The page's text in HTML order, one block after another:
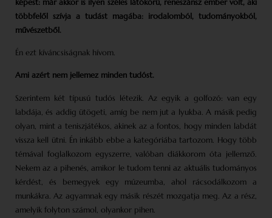
többfelől szívja a tudást magába: irodalomból, tudományokból,
művészetből.
Én ezt kíváncsiságnak hívom.
Ami azért nem jellemez minden tudóst.
Szerintem két típusú tudós létezik. Az egyik a golfozó: van egy
labdája, és addig ütögeti, amíg be nem jut a lyukba. A másik pedig
olyan, mint a teniszjátékos, akinek az a fontos, hogy minden labdát
vissza kell ütni. Én inkább ebbe a kategóriába tartozom. Hogy több
témával foglalkozom egyszerre, valóban diákkorom óta jellemző.
Nekem az a pihenés, amikor le tudom tenni az aktuális tudományos
kérdést, és bemegyek egy múzeumba, ahol rácsodálkozom a
munkákra. Az agyamnak egy másik részét mozgatja meg. Az a rész,
amelyik folyton számol, olyankor pihen.